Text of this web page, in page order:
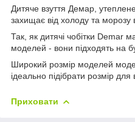
Дитяче взуття Демар,
захищає від холоду та морозу
Так, як дитячі чобітки Demar
моделей - вони підходять на
Широкий розмір моделей
ідеально підібрати розмір
Приховати